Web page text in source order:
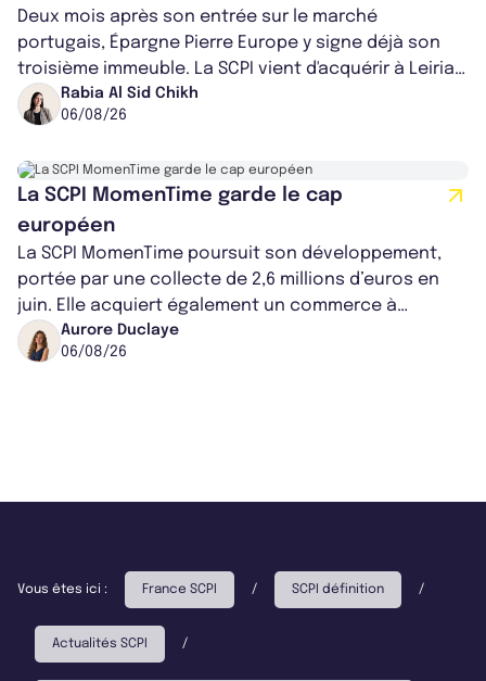
Deux mois après son entrée sur le marché
portugais, Épargne Pierre Europe y signe déjà son
troisième immeuble. La SCPI vient d'acquérir à Leiria,
dans le centre du pays, un établis...
Rabia Al Sid Chikh
06/08/26
La SCPI MomenTime garde le cap
européen
La SCPI MomenTime poursuit son développement,
portée par une collecte de 2,6 millions d’euros en
juin. Elle acquiert également un commerce à
Worcester, place une plateforme logisti...
Aurore Duclaye
06/08/26
Vous êtes ici : France SCPI / SCPI définition /
Actualités SCPI /